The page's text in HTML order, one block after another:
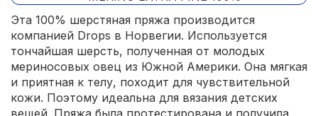
Эта 100% шерстяная пряжа производится
компанией Drops в Норвегии. Используется
тончайшая шерсть, полученная от молодых
мериносовых овец из Южной Америки. Она мягкая
и приятная к телу, походит для чувствительной
кожи. Поэтому идеальна для вязания детских